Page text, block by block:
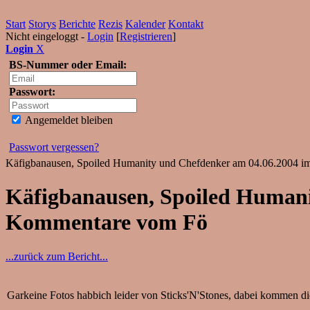
Start Storys Berichte Rezis Kalender Kontakt
Nicht eingeloggt - Login [Registrieren]
Login X
BS-Nummer oder Email:
Passwort:
Angemeldet bleiben
Passwort vergessen?
Käfigbanausen, Spoiled Humanity und Chefdenker am 04.06.2004
Käfigbanausen, Spoiled
Kommentare vom Fö
...zurück zum Bericht...
Garkeine Fotos habbich leider von Sticks'N'Stones, dabei kommen